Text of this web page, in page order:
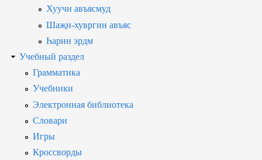
Хуучн авъясмуд
Шаҗн-хувргин авъяс
Һарин эрдм
Учебный раздел
Грамматика
Учебники
Электронная библиотека
Словари
Игры
Кроссворды